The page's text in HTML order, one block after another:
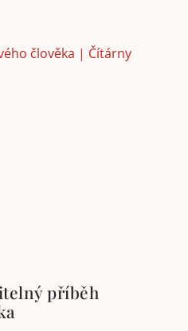
příběh